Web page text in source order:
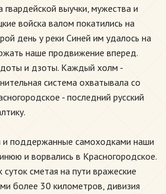
выучки, мужества и
войска валом покатились на
день у реки Синей им удалось на
наше продвижение вперед.
и дзоты. Каждый холм -
система охватывала со
- последний русский
и поддержанные самоходками наши
и ворвались в Красногородское.
сметая на пути вражеские
более 30 километров, дивизия